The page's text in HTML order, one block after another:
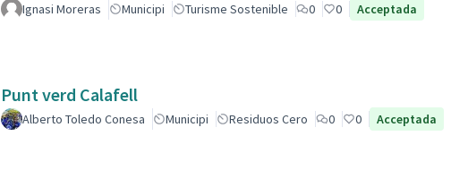
Ignasi Moreras Municipi Turisme Sostenible 0 0 Acceptada
Punt verd Calafell
Alberto Toledo Conesa Municipi Residuos Cero 0 0 Acceptada